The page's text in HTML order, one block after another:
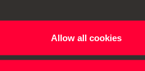
Allow all cookies